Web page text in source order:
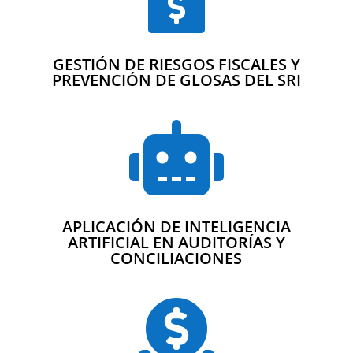
GESTIÓN DE RIESGOS FISCALES Y
PREVENCIÓN DE GLOSAS DEL SRI

APLICACIÓN DE INTELIGENCIA
ARTIFICIAL EN AUDITORÍAS Y
CONCILIACIONES
